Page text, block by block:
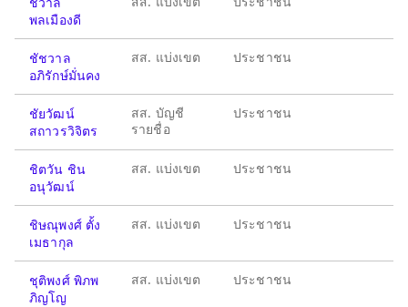
พลเมืองดี
ชัชวาล
อภิรักษ์มั่นคง
สส. แบ่งเขต ประชาชน
ชัยวัฒน์
สถาวรวิจิตร
สส. บัญชี
รายชื่อ
ประชาชน
ชิตวัน ชิน
อนุวัฒน์
สส. แบ่งเขต ประชาชน
ชิษณุพงศ์ ตั้ง
เมธากุล
สส. แบ่งเขต ประชาชน
ชุติพงศ์ พิภพ
ภิญโญ
สส. แบ่งเขต ประชาชน